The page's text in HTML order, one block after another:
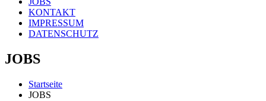
KONTAKT
IMPRESSUM
DATENSCHUTZ
JOBS
Startseite
JOBS